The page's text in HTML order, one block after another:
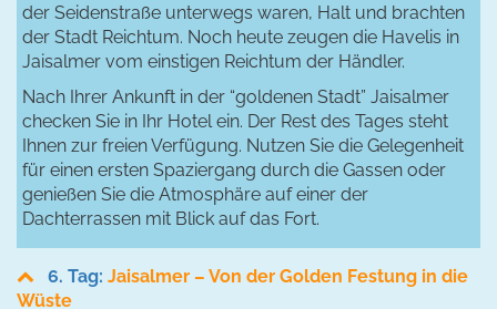
der Seidenstraße unterwegs waren, Halt und brachten
der Stadt Reichtum. Noch heute zeugen die Havelis in
Jaisalmer vom einstigen Reichtum der Händler.
Nach Ihrer Ankunft in der “goldenen Stadt” Jaisalmer
checken Sie in Ihr Hotel ein. Der Rest des Tages steht
Ihnen zur freien Verfügung. Nutzen Sie die Gelegenheit
für einen ersten Spaziergang durch die Gassen oder
genießen Sie die Atmosphäre auf einer der
Dachterrassen mit Blick auf das Fort.
6. Tag: Jaisalmer – Von der Golden Festung in die
Wüste